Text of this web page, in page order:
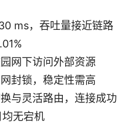
ms，吞吐量接近链路
网下访问外部资源
封锁，稳定性需高
与灵活路由，连接成功
无宕机